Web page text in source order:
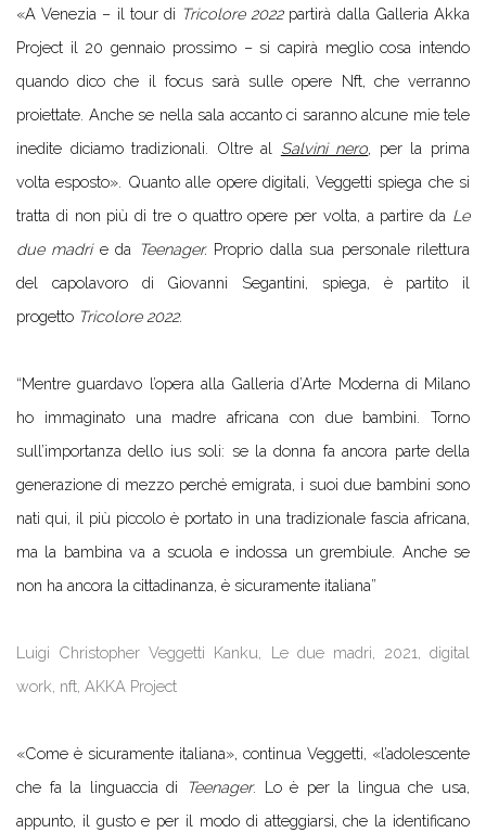
«A Venezia – il tour di Tricolore 2022 partirà dalla Galleria Akka
Project il 20 gennaio prossimo – si capirà meglio cosa intendo
quando dico che il focus sarà sulle opere Nft, che verranno
proiettate. Anche se nella sala accanto ci saranno alcune mie tele
inedite diciamo tradizionali. Oltre al Salvini nero, per la prima
volta esposto». Quanto alle opere digitali, Veggetti spiega che si
tratta di non più di tre o quattro opere per volta, a partire da Le
due madri e da Teenager. Proprio dalla sua personale rilettura
del capolavoro di Giovanni Segantini, spiega, è partito il
progetto Tricolore 2022.
“Mentre guardavo l’opera alla Galleria d’Arte Moderna di Milano
ho immaginato una madre africana con due bambini. Torno
sull’importanza dello ius soli: se la donna fa ancora parte della
generazione di mezzo perché emigrata, i suoi due bambini sono
nati qui, il più piccolo è portato in una tradizionale fascia africana,
ma la bambina va a scuola e indossa un grembiule. Anche se
non ha ancora la cittadinanza, è sicuramente italiana”
Luigi Christopher Veggetti Kanku, Le due madri, 2021, digital
work, nft, AKKA Project
«Come è sicuramente italiana», continua Veggetti, «l’adolescente
che fa la linguaccia di
Teenager. Lo è per la lingua che usa,
appunto, il gusto e per il modo di atteggiarsi, che la identificano